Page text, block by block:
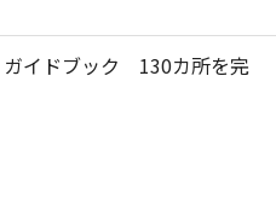
ガイドブック 130カ所を完